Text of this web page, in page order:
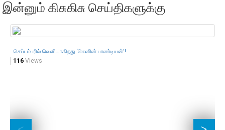
இன்னும் கிசுகிசு செய்திகளுக்கு
செப்டம்பரில் வெளியாகிறது ‘லெனின் பாண்டியன்’!
116 Views